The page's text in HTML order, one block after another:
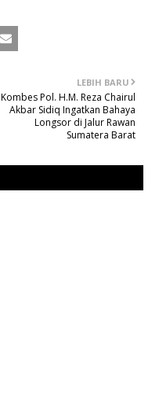
LEBIH BARU
Kombes Pol. H.M. Reza Chairul
Akbar Sidiq Ingatkan Bahaya
Longsor di Jalur Rawan
Sumatera Barat